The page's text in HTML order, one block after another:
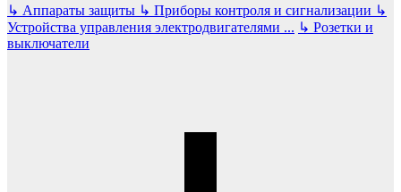
↳ Аппараты защиты ↳ Приборы контроля и сигнализации ↳
Устройства управления электродвигателями ... ↳ Розетки и
выключатели